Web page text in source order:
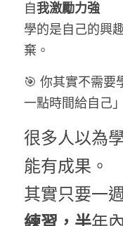
自我激勵力強
學的是自己的興
棄。
🎯 你其實不需要
一點時間給自己」
很多人以為
能有成果。
其實只要一週